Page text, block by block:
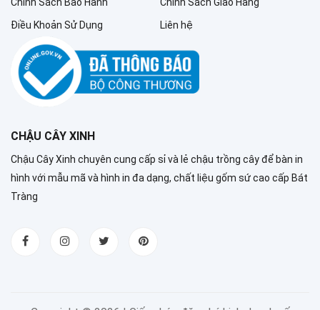
Điều Khoản Sử Dụng
Liên hệ
CHẬU CÂY XINH
Chậu Cây Xinh chuyên cung cấp sỉ và lẻ chậu trồng cây để bàn in
hình với mẫu mã và hình in đa dạng, chất liệu gốm sứ cao cấp Bát
Tràng